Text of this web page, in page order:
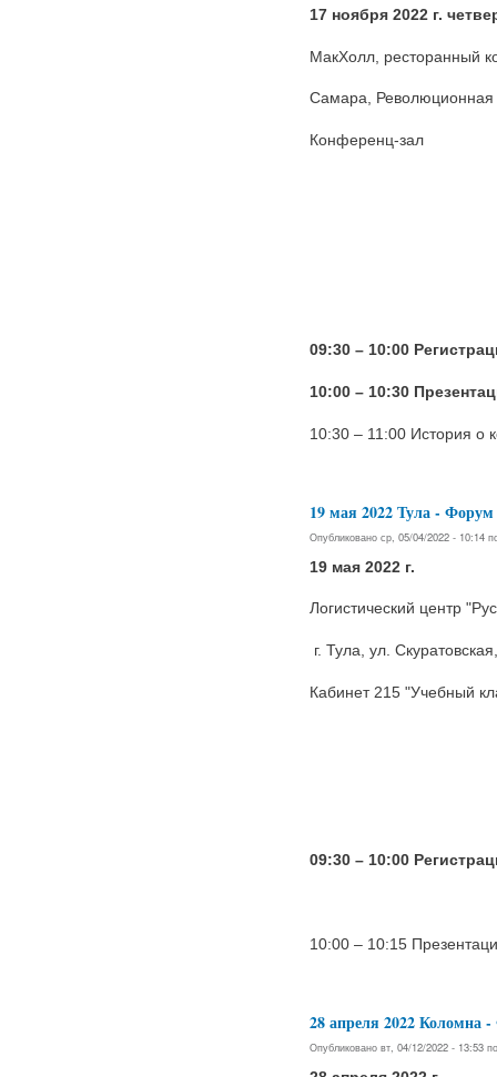
17 ноября 2022 г.
МакХолл, ресторанный
Самара, Революционная
Конференц-зал
09:30 – 10:00
10:00 – 10:30
10:30 – 11:00 История о
19 мая 2022 Тула -
Опубликовано ср, 05/04/2022 - 10:14
19 мая 2022 г.
Логистический центр
г. Тула, ул.
Кабинет 215 "Учебный
09:30 – 10:00
10:00 – 10:15
28 апреля 2022
Опубликовано вт, 04/12/2022 - 13:53